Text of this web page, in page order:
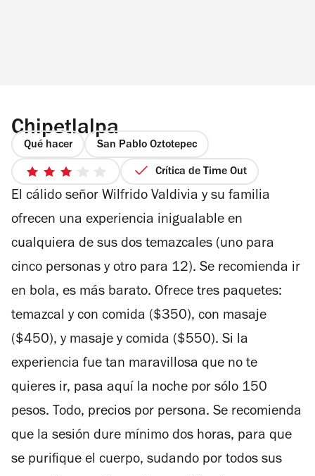
Chipetlalpa
Qué hacer San Pablo Oztotepec
3
de
estrellas
Crítica de Time Out
El cálido señor Wilfrido Valdivia y su familia
ofrecen una experiencia inigualable en
cualquiera de sus dos temazcales (uno para
cinco personas y otro para 12). Se recomienda ir
en bola, es más barato. Ofrece tres paquetes:
temazcal y con comida ($350), con masaje
($450), y masaje y comida ($550). Si la
experiencia fue tan maravillosa que no te
quieres ir, pasa aquí la noche por sólo 150
pesos. Todo, precios por persona. Se recomienda
que la sesión dure mínimo dos horas, para que
se purifique el cuerpo, sudando por todos sus